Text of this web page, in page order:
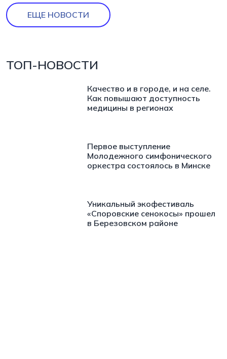
ЕЩЕ НОВОСТИ
ТОП-НОВОСТИ
Качество и в городе, и на селе.
Как повышают доступность
медицины в регионах
Первое выступление
Молодежного симфонического
оркестра состоялось в Минске
Уникальный экофестиваль
«Споровские сенокосы» прошел
в Березовском районе